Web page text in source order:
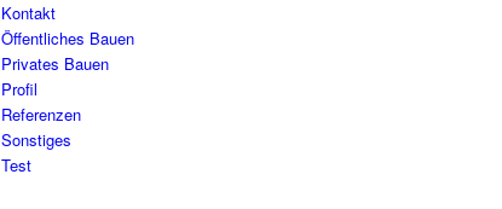
Kontakt
Öffentliches Bauen
Privates Bauen
Profil
Referenzen
Sonstiges
Test